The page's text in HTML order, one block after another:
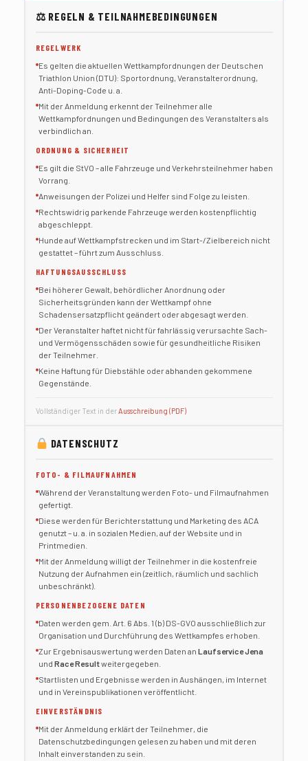
⚖ REGELN & TEILNAHMEBEDINGUNGEN
REGELWERK
Es gelten die aktuellen Wettkampfordnungen der Deutschen
Triathlon Union (DTU): Sportordnung, Veranstalterordnung,
Anti-Doping-Code u. a.
Mit der Anmeldung erkennt der Teilnehmer alle
Wettkampfordnungen und Bedingungen des Veranstalters als
verbindlich an.
ORDNUNG & SICHERHEIT
Es gilt die StVO – alle Fahrzeuge und Verkehrsteilnehmer haben
Vorrang.
Anweisungen der Polizei und Helfer sind Folge zu leisten.
Rechtswidrig parkende Fahrzeuge werden kostenpflichtig
abgeschleppt.
Hunde auf Wettkampfstrecken und im Start-/Zielbereich nicht
gestattet – führt zum Ausschluss.
HAFTUNGSAUSSCHLUSS
Bei höherer Gewalt, behördlicher Anordnung oder
Sicherheitsgründen kann der Wettkampf ohne
Schadensersatzpflicht geändert oder abgesagt werden.
Der Veranstalter haftet nicht für fahrlässig verursachte Sach-
und Vermögensschäden sowie für gesundheitliche Risiken
der Teilnehmer.
Keine Haftung für Diebstähle oder abhanden gekommene
Gegenstände.
Vollständiger Text in derAusschreibung (PDF)
DATENSCHUTZ
FOTO- & FILMAUFNAHMEN
Während der Veranstaltung werden Foto- und Filmaufnahmen
gefertigt.
Diese werden für Berichterstattung und Marketing des ACA
genutzt – u. a. in sozialen Medien, auf der Website und in
Printmedien.
Mit der Anmeldung willigt der Teilnehmer in die kostenfreie
Nutzung der Aufnahmen ein (zeitlich, räumlich und sachlich
unbeschränkt).
PERSONENBEZOGENE DATEN
Daten werden gem. Art. 6 Abs. 1 (b) DS-GVO ausschließlich zur
Organisation und Durchführung des Wettkampfes erhoben.
Zur Ergebnisauswertung werden Daten an Laufservice Jena
und Race Resultweitergegeben.
Startlisten und Ergebnisse werden in Aushängen, im Internet
und in Vereinspublikationen veröffentlicht.
EINVERSTÄNDNIS
Mit der Anmeldung erklärt der Teilnehmer, die
Datenschutzbedingungen gelesen zu haben und mit deren
Inhalt einverstanden zu sein.